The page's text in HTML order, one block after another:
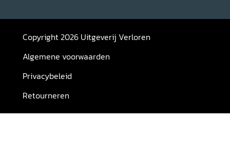
Copyright 2026 Uitgeverij Verloren
Algemene voorwaarden
Privacybeleid
Retourneren